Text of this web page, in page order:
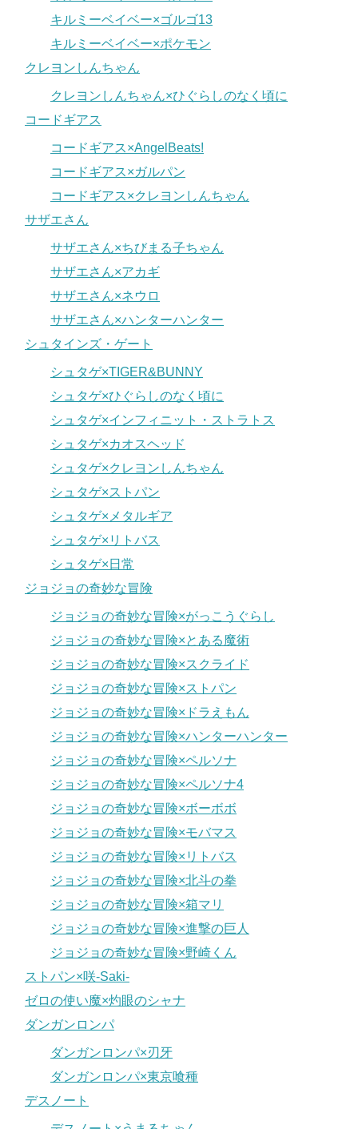
キルミーベイベー×ゴルゴ13
キルミーベイベー×ポケモン
クレヨンしんちゃん
クレヨンしんちゃん×ひぐらしのなく頃に
コードギアス
コードギアス×AngelBeats!
コードギアス×ガルパン
コードギアス×クレヨンしんちゃん
サザエさん
サザエさん×ちびまる子ちゃん
サザエさん×アカギ
サザエさん×ネウロ
サザエさん×ハンターハンター
シュタインズ・ゲート
シュタゲ×TIGER&BUNNY
シュタゲ×ひぐらしのなく頃に
シュタゲ×インフィニット・ストラトス
シュタゲ×カオスヘッド
シュタゲ×クレヨンしんちゃん
シュタゲ×ストパン
シュタゲ×メタルギア
シュタゲ×リトバス
シュタゲ×日常
ジョジョの奇妙な冒険
ジョジョの奇妙な冒険×がっこうぐらし
ジョジョの奇妙な冒険×とある魔術
ジョジョの奇妙な冒険×スクライド
ジョジョの奇妙な冒険×ストパン
ジョジョの奇妙な冒険×ドラえもん
ジョジョの奇妙な冒険×ハンターハンター
ジョジョの奇妙な冒険×ペルソナ
ジョジョの奇妙な冒険×ペルソナ4
ジョジョの奇妙な冒険×ボーボボ
ジョジョの奇妙な冒険×モバマス
ジョジョの奇妙な冒険×リトバス
ジョジョの奇妙な冒険×北斗の拳
ジョジョの奇妙な冒険×箱マリ
ジョジョの奇妙な冒険×進撃の巨人
ジョジョの奇妙な冒険×野崎くん
ストパン×咲-Saki-
ゼロの使い魔×灼眼のシャナ
ダンガンロンパ
ダンガンロンパ×刃牙
ダンガンロンパ×東京喰種
デスノート